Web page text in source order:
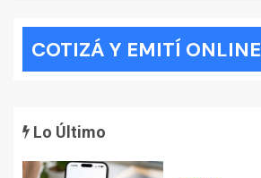
COTIZÁ Y EMITÍ ONLINE
Lo Último